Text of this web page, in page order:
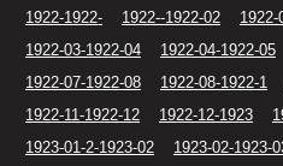
1922-1922-
1922--1922-02
1922-
1922-03-1922-04
1922-04-1922-05
1922-07-1922-08
1922-08-1922-1
1922-11-1922-12
1922-12-1923
1923-01-2-1923-02
1923-02-1923-